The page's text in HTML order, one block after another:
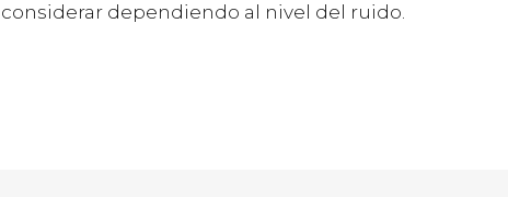
dependiendo al nivel del ruido.